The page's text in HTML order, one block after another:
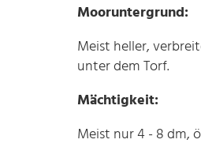
Mooruntergrund:
Meist heller,
unter dem Torf.
Mächtigkeit:
Meist nur 4 - 8 dm,